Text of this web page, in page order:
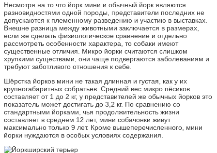
Несмотря на то что йорк мини и обычный йорк являются
разновидностями одной породы, представители последних не
допускаются к племенному разведению и участию в выставках.
Внешне разница между животными заключается в размерах,
если же сделать физиологическое сравнение и отдельно
рассмотреть особенности характера, то собаки имеют
существенные отличия. Микро йорки считаются слишком
хрупкими существами, они чаще подвергаются заболеваниям и
требуют заботливого отношения к себе.
Шёрстка йорков мини не такая длинная и густая, как у их
крупногабаритных собратьев. Средний вес микро пёсиков
составляет от 1 до 2 кг, у представителей же обычных йорков это
показатель может достигать до 3,2 кг. По сравнению со
стандартными йорками, чья продолжительность жизни
составляет в среднем 12 лет, мини собачонки живут
максимально только 9 лет. Кроме вышеперечисленного, мини
йорки нуждаются в особых условиях содержания.